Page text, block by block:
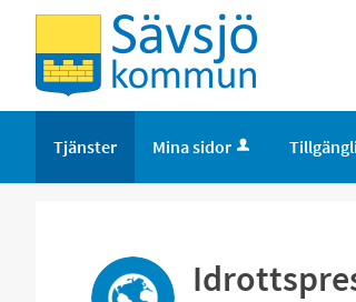
Tjänster Mina sidor